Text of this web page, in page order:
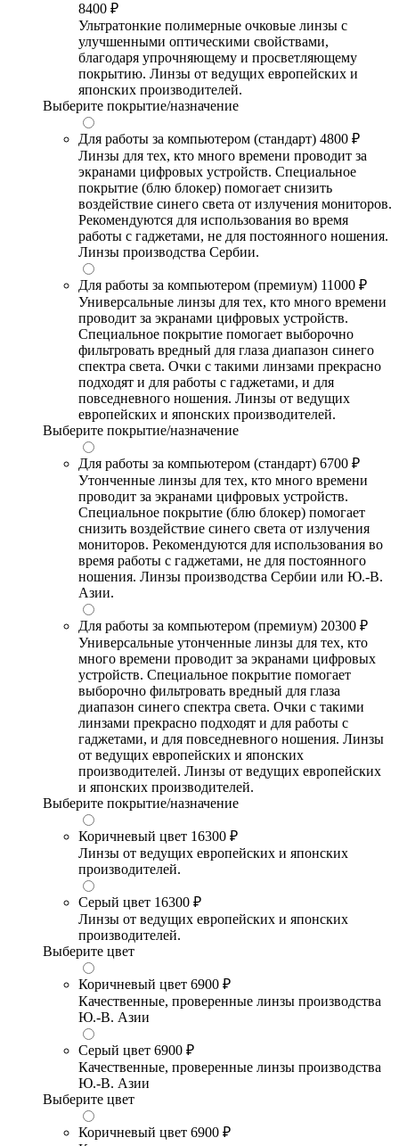
8400 ₽
Ультратонкие полимерные очковые линзы с
улучшенными оптическими свойствами,
благодаря упрочняющему и просветляющему
покрытию. Линзы от ведущих европейских и
японских производителей.
Выберите покрытие/назначение
Для работы за компьютером (стандарт) 4800 ₽
Линзы для тех, кто много времени проводит за
экранами цифровых устройств. Специальное
покрытие (блю блокер) помогает снизить
воздействие синего света от излучения мониторов.
Рекомендуются для использования во время
работы с гаджетами, не для постоянного ношения.
Линзы производства Сербии.
Для работы за компьютером (премиум) 11000 ₽
Универсальные линзы для тех, кто много времени
проводит за экранами цифровых устройств.
Специальное покрытие помогает выборочно
фильтровать вредный для глаза диапазон синего
спектра света. Очки с такими линзами прекрасно
подходят и для работы с гаджетами, и для
повседневного ношения. Линзы от ведущих
европейских и японских производителей.
Выберите покрытие/назначение
Для работы за компьютером (стандарт) 6700 ₽
Утонченные линзы для тех, кто много времени
проводит за экранами цифровых устройств.
Специальное покрытие (блю блокер) помогает
снизить воздействие синего света от излучения
мониторов. Рекомендуются для использования во
время работы с гаджетами, не для постоянного
ношения. Линзы производства Сербии или Ю.-В.
Азии.
Для работы за компьютером (премиум) 20300 ₽
Универсальные утонченные линзы для тех, кто
много времени проводит за экранами цифровых
устройств. Специальное покрытие помогает
выборочно фильтровать вредный для глаза
диапазон синего спектра света. Очки с такими
линзами прекрасно подходят и для работы с
гаджетами, и для повседневного ношения. Линзы
от ведущих европейских и японских
производителей. Линзы от ведущих европейских
и японских производителей.
Выберите покрытие/назначение
Коричневый цвет 16300 ₽
Линзы от ведущих европейских и японских
производителей.
Серый цвет 16300 ₽
Линзы от ведущих европейских и японских
производителей.
Выберите цвет
Коричневый цвет 6900 ₽
Качественные, проверенные линзы производства
Ю.-В. Азии
Серый цвет 6900 ₽
Качественные, проверенные линзы производства
Ю.-В. Азии
Выберите цвет
Коричневый цвет 6900 ₽